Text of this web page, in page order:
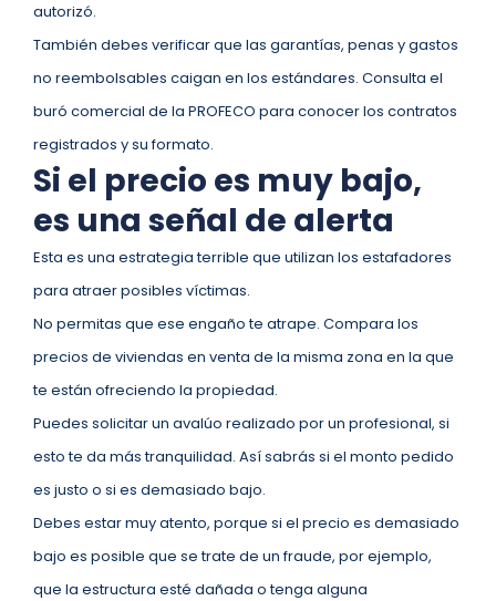
autorizó.
También debes verificar que las garantías, penas y gastos
no reembolsables caigan en los estándares. Consulta el
buró comercial de la PROFECO para conocer los contratos
registrados y su formato.
Si el precio es muy bajo,
es una señal de alerta
Esta es una estrategia terrible que utilizan los estafadores
para atraer posibles víctimas.
No permitas que ese engaño te atrape. Compara los
precios de viviendas en venta de la misma zona en la que
te están ofreciendo la propiedad.
Puedes solicitar un avalúo realizado por un profesional, si
esto te da más tranquilidad. Así sabrás si el monto pedido
es justo o si es demasiado bajo.
Debes estar muy atento, porque si el precio es demasiado
bajo es posible que se trate de un fraude, por ejemplo,
que la estructura esté dañada o tenga alguna